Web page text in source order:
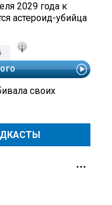
2029 года к
астероид-убийца
своих